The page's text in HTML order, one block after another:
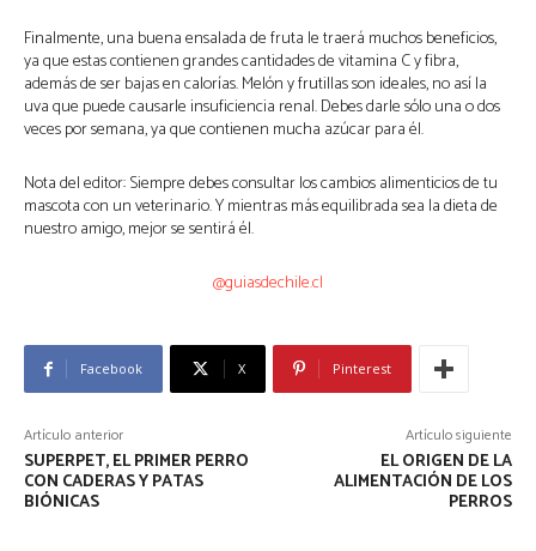
Finalmente, una buena ensalada de fruta le traerá muchos beneficios,
ya que estas contienen grandes cantidades de vitamina C y fibra,
además de ser bajas en calorías. Melón y frutillas son ideales, no así la
uva que puede causarle insuficiencia renal. Debes darle sólo una o dos
veces por semana, ya que contienen mucha azúcar para él.
Nota del editor: Siempre debes consultar los cambios alimenticios de tu
mascota con un veterinario. Y mientras más equilibrada sea la dieta de
nuestro amigo, mejor se sentirá él.
@guiasdechile.cl
Facebook X Pinterest
Artículo anterior
SUPERPET, EL PRIMER PERRO
CON CADERAS Y PATAS
BIÓNICAS
Artículo siguiente
EL ORIGEN DE LA
ALIMENTACIÓN DE LOS
PERROS